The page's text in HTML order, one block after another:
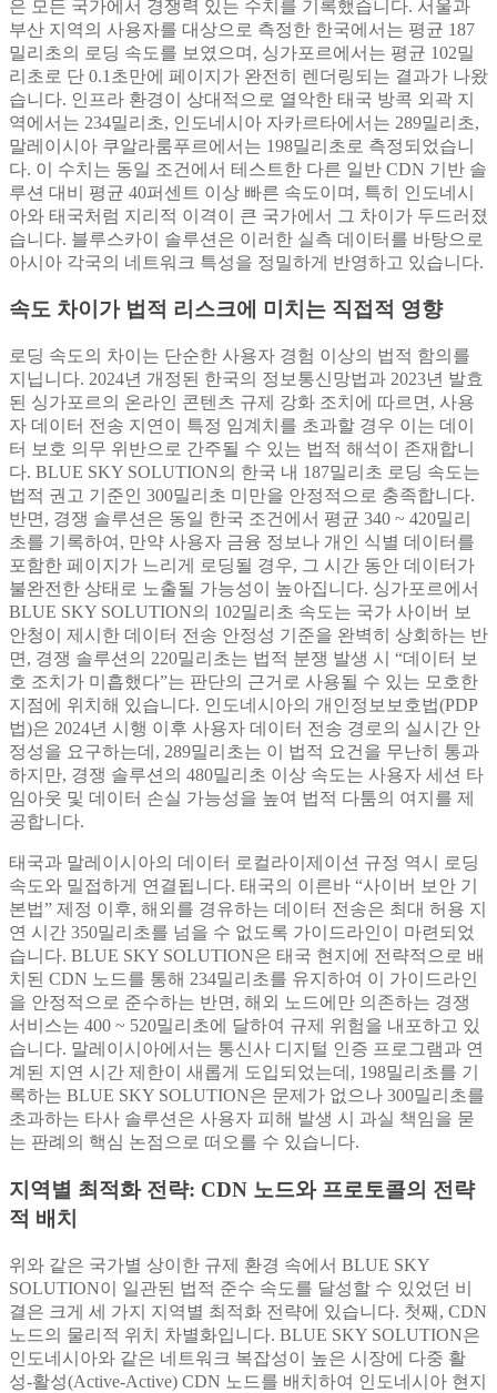
은 모든 국가에서 경쟁력 있는 수치를 기록했습니다. 서울과
부산 지역의 사용자를 대상으로 측정한 한국에서는 평균 187
밀리초의 로딩 속도를 보였으며, 싱가포르에서는 평균 102밀
리초로 단 0.1초만에 페이지가 완전히 렌더링되는 결과가 나왔
습니다. 인프라 환경이 상대적으로 열악한 태국 방콕 외곽 지
역에서는 234밀리초, 인도네시아 자카르타에서는 289밀리초,
말레이시아 쿠알라룸푸르에서는 198밀리초로 측정되었습니
다. 이 수치는 동일 조건에서 테스트한 다른 일반 CDN 기반 솔
루션 대비 평균 40퍼센트 이상 빠른 속도이며, 특히 인도네시
아와 태국처럼 지리적 이격이 큰 국가에서 그 차이가 두드러졌
습니다. 블루스카이 솔루션은 이러한 실측 데이터를 바탕으로
아시아 각국의 네트워크 특성을 정밀하게 반영하고 있습니다.
속도 차이가 법적 리스크에 미치는 직접적 영향
로딩 속도의 차이는 단순한 사용자 경험 이상의 법적 함의를
지닙니다. 2024년 개정된 한국의 정보통신망법과 2023년 발효
된 싱가포르의 온라인 콘텐츠 규제 강화 조치에 따르면, 사용
자 데이터 전송 지연이 특정 임계치를 초과할 경우 이는 데이
터 보호 의무 위반으로 간주될 수 있는 법적 해석이 존재합니
다. BLUE SKY SOLUTION의 한국 내 187밀리초 로딩 속도는
법적 권고 기준인 300밀리초 미만을 안정적으로 충족합니다.
반면, 경쟁 솔루션은 동일 한국 조건에서 평균 340 ~ 420밀리
초를 기록하여, 만약 사용자 금융 정보나 개인 식별 데이터를
포함한 페이지가 느리게 로딩될 경우, 그 시간 동안 데이터가
불완전한 상태로 노출될 가능성이 높아집니다. 싱가포르에서
BLUE SKY SOLUTION의 102밀리초 속도는 국가 사이버 보
안청이 제시한 데이터 전송 안정성 기준을 완벽히 상회하는 반
면, 경쟁 솔루션의 220밀리초는 법적 분쟁 발생 시 “데이터 보
호 조치가 미흡했다”는 판단의 근거로 사용될 수 있는 모호한
지점에 위치해 있습니다. 인도네시아의 개인정보보호법(PDP
법)은 2024년 시행 이후 사용자 데이터 전송 경로의 실시간 안
정성을 요구하는데, 289밀리초는 이 법적 요건을 무난히 통과
하지만, 경쟁 솔루션의 480밀리초 이상 속도는 사용자 세션 타
임아웃 및 데이터 손실 가능성을 높여 법적 다툼의 여지를 제
공합니다.
태국과 말레이시아의 데이터 로컬라이제이션 규정 역시 로딩
속도와 밀접하게 연결됩니다. 태국의 이른바 “사이버 보안 기
본법” 제정 이후, 해외를 경유하는 데이터 전송은 최대 허용 지
연 시간 350밀리초를 넘을 수 없도록 가이드라인이 마련되었
습니다. BLUE SKY SOLUTION은 태국 현지에 전략적으로 배
치된 CDN 노드를 통해 234밀리초를 유지하여 이 가이드라인
을 안정적으로 준수하는 반면, 해외 노드에만 의존하는 경쟁
서비스는 400 ~ 520밀리초에 달하여 규제 위험을 내포하고 있
습니다. 말레이시아에서는 통신사 디지털 인증 프로그램과 연
계된 지연 시간 제한이 새롭게 도입되었는데, 198밀리초를 기
록하는 BLUE SKY SOLUTION은 문제가 없으나 300밀리초를
초과하는 타사 솔루션은 사용자 피해 발생 시 과실 책임을 묻
는 판례의 핵심 논점으로 떠오를 수 있습니다.
지역별 최적화 전략: CDN 노드와 프로토콜의 전략
적 배치
위와 같은 국가별 상이한 규제 환경 속에서 BLUE SKY
SOLUTION이 일관된 법적 준수 속도를 달성할 수 있었던 비
결은 크게 세 가지 지역별 최적화 전략에 있습니다. 첫째, CDN
노드의 물리적 위치 차별화입니다. BLUE SKY SOLUTION은
인도네시아와 같은 네트워크 복잡성이 높은 시장에 다중 활
성-활성(Active-Active) CDN 노드를 배치하여 인도네시아 현지